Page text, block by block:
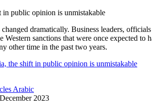
dramatically. Business leaders,
Western sanctions that were once expected to
other time in the past two years.
the shift in public opinion is unmistakable
Arabic
2023